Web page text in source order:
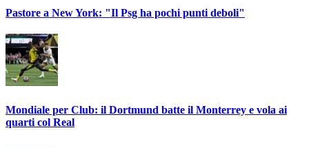
Pastore a New York: "Il Psg ha pochi punti deboli"
Mondiale per Club: il Dortmund batte il Monterrey e vola ai
quarti col Real